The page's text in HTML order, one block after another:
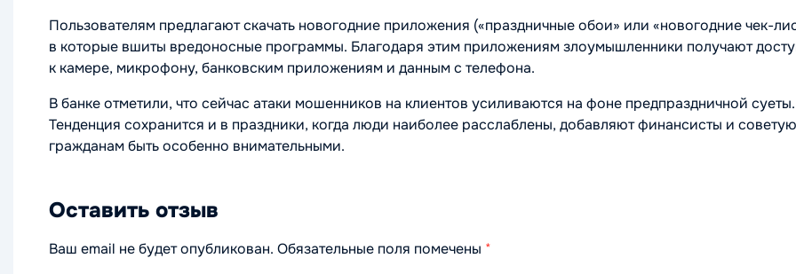
Пользователям предлагают скачать новогодние приложения («праздничные обои» или «новогодние чек-
в которые вшиты вредоносные программы. Благодаря этим приложениям злоумышленники получают
к камере, микрофону, банковским приложениям и данным с телефона.
В банке отметили, что сейчас атаки мошенников на клиентов усиливаются на фоне предпраздничной суеты.
Тенденция сохранится и в праздники, когда люди наиболее расслаблены, добавляют финансисты и
гражданам быть особенно внимательными.
Оставить отзыв
Ваш email не будет опубликован. Обязательные поля помечены *